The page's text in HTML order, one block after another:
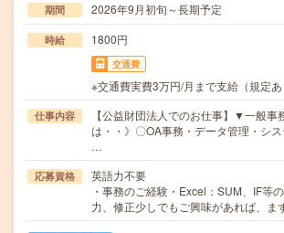
期間 2026年9月初旬～長期予定
時給 1800円
交通費
※交通費実費3万円/月まで支給（規定あ
仕事内容
【公益財団法人でのお仕事】▼一般事
は・・》〇OA事務・データ管理・シス
…
応募資格
英語力不要
・事務のご経験・Excel：SUM、IF等
力、修正少しでもご興味があれば、